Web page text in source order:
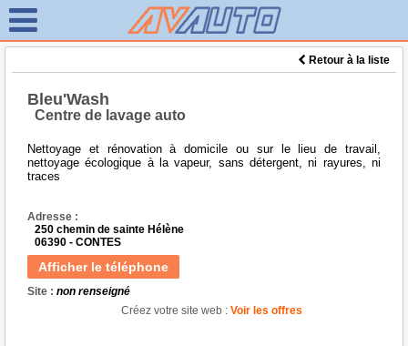
Retour à la liste
Bleu'Wash
Centre de lavage auto
Nettoyage et rénovation à domicile ou sur le lieu de travail,
nettoyage écologique à la vapeur, sans détergent, ni rayures, ni
traces
Adresse :
250 chemin de sainte Hélène
06390 - CONTES
Afficher le téléphone
Site : non renseigné
Créez votre site web : Voir les offres